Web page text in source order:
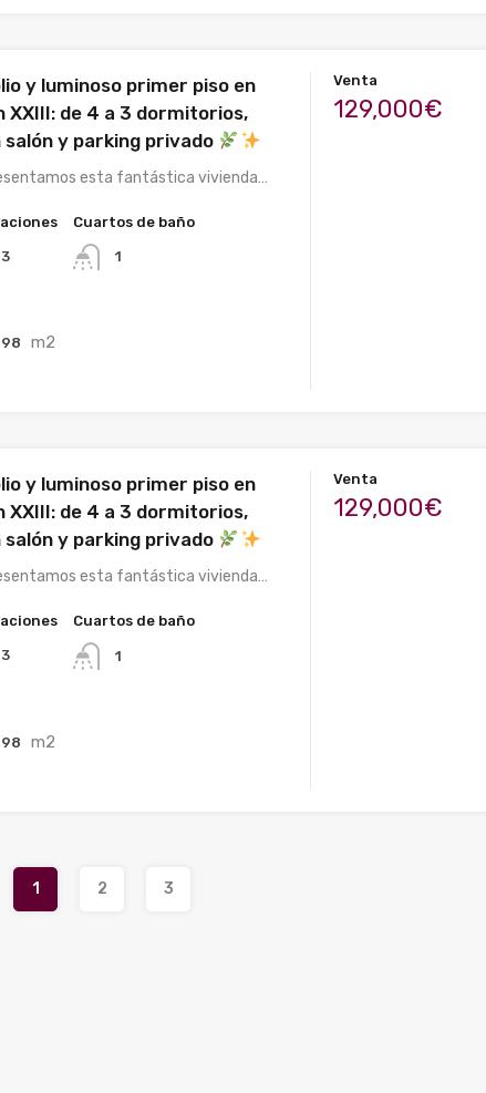
y luminoso primer piso en
XXIII: de 4 a 3 dormitorios,
salón y parking privado
esta fantástica vivienda…
3
Cuartos de baño
1
98 m2
Venta
129,000€
y luminoso primer piso en
XXIII: de 4 a 3 dormitorios,
salón y parking privado
esta fantástica vivienda…
3
Cuartos de baño
1
98 m2
Venta
129,000€
1 2 3